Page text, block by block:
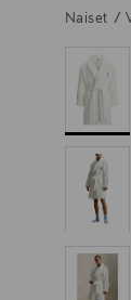
Naiset